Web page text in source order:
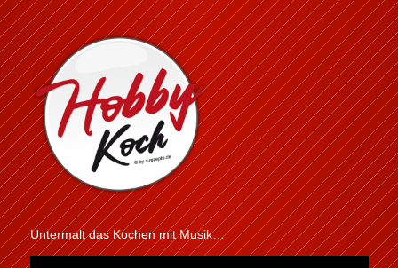
Untermalt das Kochen mit Musik…